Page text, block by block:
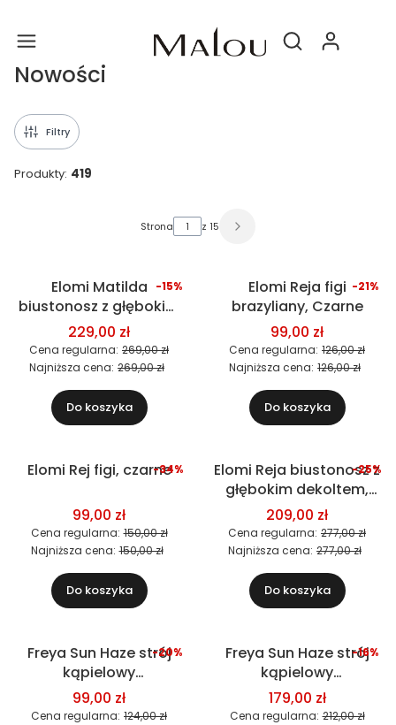
Otwórz
Nowości
Filtry
Produkty: 419
Strona z 15
OkazjaElomi Matilda
biustonosz z głębokim
dekoltem, koralowy
229,00 zł
Cena regularna: 269,00 zł
-15%
Najniższa cena: 269,00 zł
Do koszyka
OkazjaElomi Reja figi
brazyliany, Czarne
99,00 zł
Cena regularna: 126,00 zł
-21%
Najniższa cena: 126,00 zł
Do koszyka
Okazja
Elomi Rej figi, czarne
99,00 zł
Cena regularna: 150,00 zł
-34%
Najniższa cena: 150,00 zł
Do koszyka
Okazja
Nowość
Elomi Reja biustonosz z
głębokim dekoltem,
czarny
209,00 zł
Cena regularna: 277,00 zł
-25%
Najniższa cena: 277,00 zł
Do koszyka
Okazja
Freya Sun Haze strój
kąpielowy
dwuczęściowy (figi)
99,00 zł
Cena regularna: 124,00 zł
-20%
Okazja
Freya Sun Haze strój
kąpielowy
dwuczęściowy
(biustonosz)
179,00 zł
Cena regularna: 212,00 zł
-16%